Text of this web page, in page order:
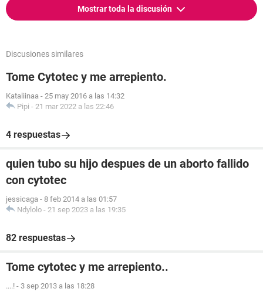
Mostrar toda la discusión
Discusiones similares
Tome Cytotec y me arrepiento.
Kataliinaa - 25 may 2016 a las 14:32
Pipi - 21 mar 2022 a las 22:46
4 respuestas
quien tubo su hijo despues de un aborto fallido
con cytotec
jessicaga - 8 feb 2014 a las 01:57
Ndylolo - 21 sep 2023 a las 19:35
82 respuestas
Tome cytotec y me arrepiento..
....! - 3 sep 2013 a las 18:28